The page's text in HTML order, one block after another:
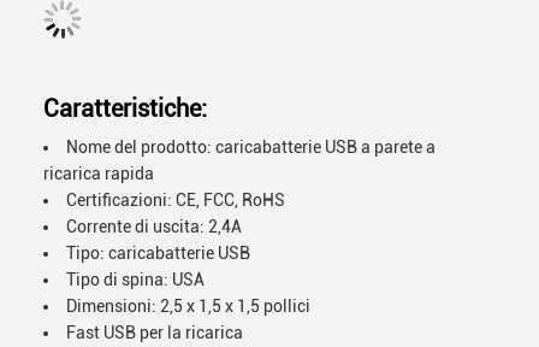
Caratteristiche:
Nome del prodotto: caricabatterie USB a parete a
ricarica rapida
Certificazioni: CE, FCC, RoHS
Corrente di uscita: 2,4A
Tipo: caricabatterie USB
Tipo di spina: USA
Dimensioni: 2,5 x 1,5 x 1,5 pollici
Fast USB per la ricarica